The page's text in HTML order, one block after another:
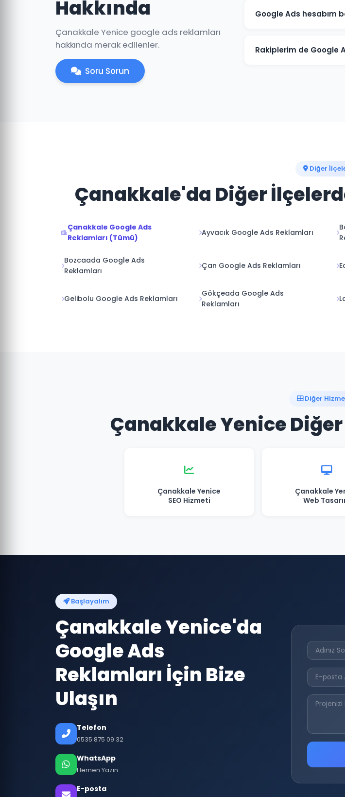
Hakkında
Çanakkale Yenice google ads reklamları
hakkında merak edilenler.
Soru Sorun
tüm kreatif içerikleri
Google Ads hesabım
seviyesinde değil, reklam
tam kontrole sahip
Rakiplerim de Google
Diğer
Çanakkale'da Diğer
Çanakkale Google Ads
Reklamları (Tümü)
Ayvacık Google Ads Reklamları
Bozcaada Google Ads
Reklamları
Çan Google Ads Reklamları
Gelibolu Google Ads Reklamları
Gökçeada Google Ads
Reklamları
Diğer
Çanakkale Yenice
Çanakkale Yenice
SEO Hizmeti
Çanakkale
Web
Başlayalım
Çanakkale Yenice'da
Google Ads
Reklamları İçin Bize
Ulaşın
Telefon
0535 875 09 32
WhatsApp
Hemen Yazın
E-posta